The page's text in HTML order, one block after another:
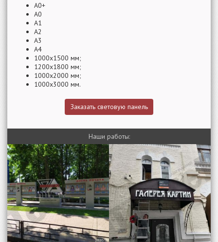
А0+
А0
А1
А2
А3
А4
1000х1500 мм;
1200х1800 мм;
1000х2000 мм;
1000х3000 мм.
Заказать световую панель
Наши работы: